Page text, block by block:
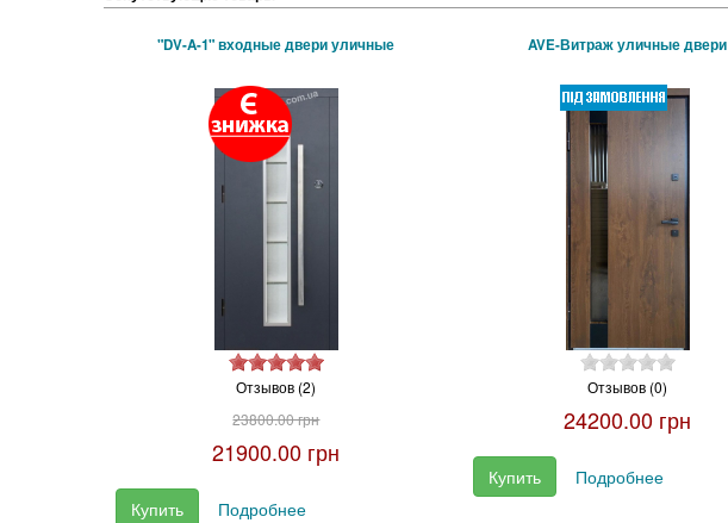
"DV-A-1" входные двери уличные
Отзывов (2)
23800.00 грн
21900.00 грн
Купить Подробнее
AVE-Витраж уличные двери
Отзывов (0)
24200.00 грн
Купить Подробнее